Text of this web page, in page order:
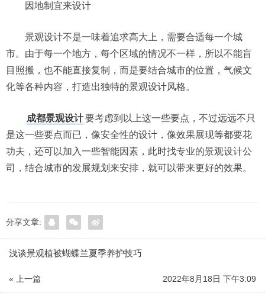
因地制宜来设计
景观设计不是一味着追求高大上，需要合适每一个城
市。由于每一个地方，每个区域的情况不一样，所以不能盲
目照搬，也不能直接复制，而是要结合城市的位置，气候文
化等各种内容，打造出独特的景观设计风格。
成都景观设计要考虑到以上这一些要点，不过远远不只
是这一些要点而已，像安全性的设计，像效果展现等都要花
功夫，还可以加入一些智能因素，此时找专业的景观设计公
司，结合城市的发展规划来安排，就可以带来更好的效果。
分享文章:
浅谈景观植被蝴蝶兰夏季养护技巧
« 上一篇 2022年8月18日 下午3:09